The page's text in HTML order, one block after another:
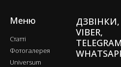
Меню
Статті
Фотогалерея
Universum
ДЗВІНКИ,
VIBER,